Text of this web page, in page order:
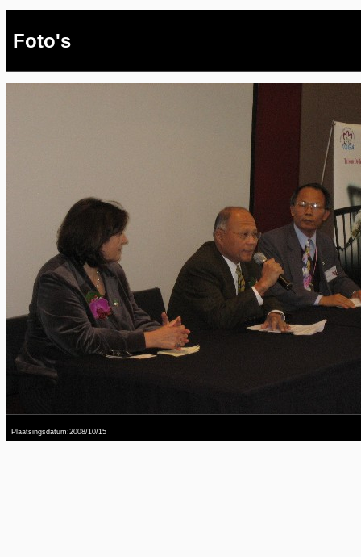
Foto's
Plaatsingsdatum:2008/10/15